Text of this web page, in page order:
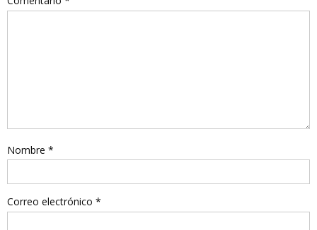
Nombre *
Correo electrónico *